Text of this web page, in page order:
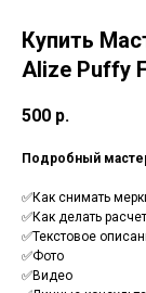
Купить
Alize Puffy
500 р.
Подробный
✅Как снимать
✅Как делать
✅Текстовое
✅Фото
✅Видео